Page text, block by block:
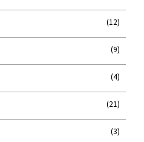
(12)
(9)
(4)
(21)
(3)